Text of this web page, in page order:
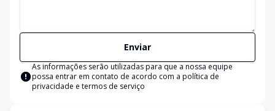
Enviar
As informações serão utilizadas para que a nossa equipe
possa entrar em contato de acordo com a política de
privacidade e termos de serviço